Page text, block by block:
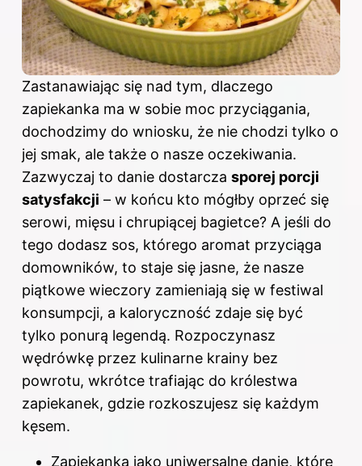
Zastanawiając się nad tym, dlaczego
zapiekanka ma w sobie moc przyciągania,
dochodzimy do wniosku, że nie chodzi tylko o
jej smak, ale także o nasze oczekiwania.
Zazwyczaj to danie dostarcza sporej porcji
satysfakcji – w końcu kto mógłby oprzeć się
serowi, mięsu i chrupiącej bagietce? A jeśli do
tego dodasz sos, którego aromat przyciąga
domowników, to staje się jasne, że nasze
piątkowe wieczory zamieniają się w festiwal
konsumpcji, a kaloryczność zdaje się być
tylko ponurą legendą. Rozpoczynasz
wędrówkę przez kulinarne krainy bez
powrotu, wkrótce trafiając do królestwa
zapiekanek, gdzie rozkoszujesz się każdym
kęsem.
Zapiekanka jako uniwersalne danie, które